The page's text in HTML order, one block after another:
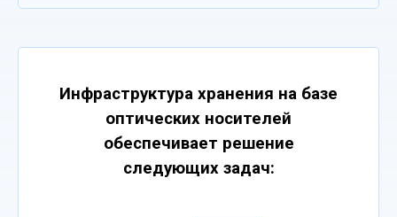
Инфраструктура хранения на базе
оптических носителей
обеспечивает решение
следующих задач: